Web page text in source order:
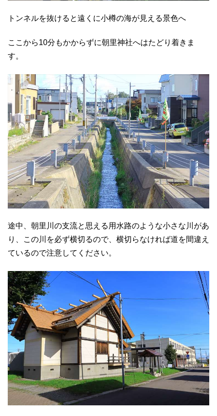
トンネルを抜けると遠くに小樽の海が見える景色へ
ここから10分もかからずに朝里神社へはたどり着きま
す。
途中、朝里川の支流と思える用水路のような小さな川があ
り、この川を必ず横切るので、横切らなければ道を間違え
ているので注意してください。